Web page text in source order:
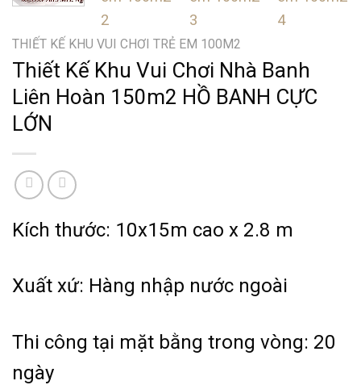
THIẾT KẾ KHU VUI CHƠI TRẺ EM 100M2
Thiết Kế Khu Vui Chơi Nhà Banh
Liên Hoàn 150m2 HỒ BANH CỰC
LỚN
Kích thước: 10x15m cao x 2.8 m
Xuất xứ: Hàng nhập nước ngoài
Thi công tại mặt bằng trong vòng: 20
ngày